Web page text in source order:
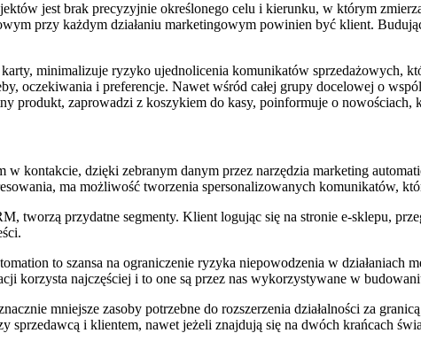
jest brak precyzyjnie określonego celu i kierunku, w którym
przy każdym działaniu marketingowym powinien być klient.
minimalizuje ryzyko ujednolicenia komunikatów sprzedażowych,
oczekiwania i preferencje. Nawet wśród całej grupy docelowej o
produkt, zaprowadzi z koszykiem do kasy, poinformuje o nowościach,
kontakcie, dzięki zebranym danym przez narzędzia marketing
ma możliwość tworzenia spersonalizowanych komunikatów,
tworzą przydatne segmenty. Klient logując się na stronie e-sklepu,
to szansa na ograniczenie ryzyka niepowodzenia w działaniach
korzysta najczęściej i to one są przez nas wykorzystywane w
mniejsze zasoby potrzebne do rozszerzenia działalności za
sprzedawcą i klientem, nawet jeżeli znajdują się na dwóch krańcach